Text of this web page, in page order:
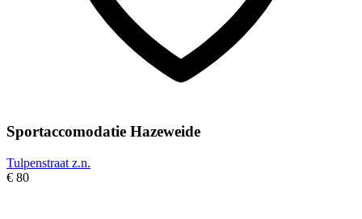
Sportaccomodatie Hazeweide
Tulpenstraat z.n.
€ 80